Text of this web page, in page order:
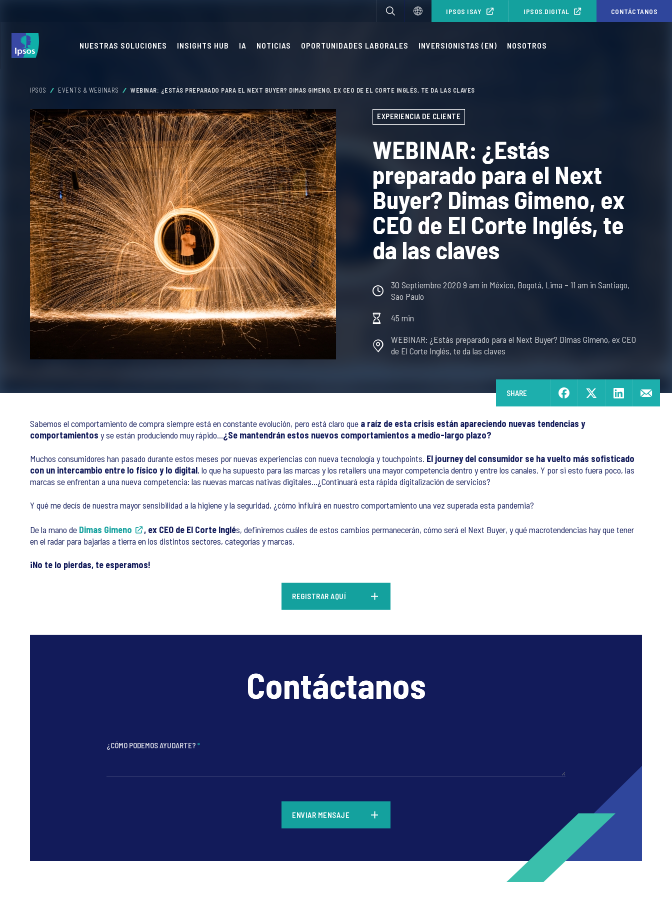
IPSOS ISAY IPSOS.DIGITAL CONTÁCTANOS
NUESTRAS SOLUCIONES INSIGHTS HUB IA NOTICIAS OPORTUNIDADES LABORALES INVERSIONISTAS (EN) NOSOTROS
IPSOS EVENTS & WEBINARS WEBINAR: ¿ESTÁS PREPARADO PARA EL NEXT BUYER? DIMAS GIMENO, EX CEO DE EL CORTE INGLÉS, TE DA LAS CLAVES
EXPERIENCIA DE CLIENTE
WEBINAR: ¿Estás
preparado para el Next
Buyer? Dimas Gimeno, ex
CEO de El Corte Inglés, te
da las claves
30 Septiembre 2020 9 am in México, Bogotá, Lima – 11 am in Santiago,
Sao Paulo
45 min
WEBINAR: ¿Estás preparado para el Next Buyer? Dimas Gimeno, ex CEO
de El Corte Inglés, te da las claves
SHARE
Sabemos el comportamiento de compra siempre está en constante evolución, pero está claro que a raíz de esta crisis están apareciendo nuevas tendencias y
comportamientos y se están produciendo muy rápido…¿Se mantendrán estos nuevos comportamientos a medio-largo plazo?
Muchos consumidores han pasado durante estos meses por nuevas experiencias con nueva tecnología y touchpoints. El journey del consumidor se ha vuelto más sofisticado
con un intercambio entre lo físico y lo digital, lo que ha supuesto para las marcas y los retailers una mayor competencia dentro y entre los canales. Y por si esto fuera poco, las
marcas se enfrentan a una nueva competencia: las nuevas marcas nativas digitales…¿Continuará esta rápida digitalización de servicios?
Y qué me decís de nuestra mayor sensibilidad a la higiene y la seguridad, ¿cómo influirá en nuestro comportamiento una vez superada esta pandemia?
De la mano de Dimas Gimeno , ex CEO de El Corte Inglés, definiremos cuáles de estos cambios permanecerán, cómo será el Next Buyer, y qué macrotendencias hay que tener
en el radar para bajarlas a tierra en los distintos sectores, categorías y marcas.
¡No te lo pierdas, te esperamos!
REGISTRAR AQUÍ
Contáctanos
¿CÓMO PODEMOS AYUDARTE? *
ENVIAR MENSAJE